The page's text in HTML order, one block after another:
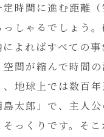
時間に進む距離
しゃるでしょう
よればすべての
間が縮んで時間
地球上では数百
太郎」で、主人
っくりです。そ